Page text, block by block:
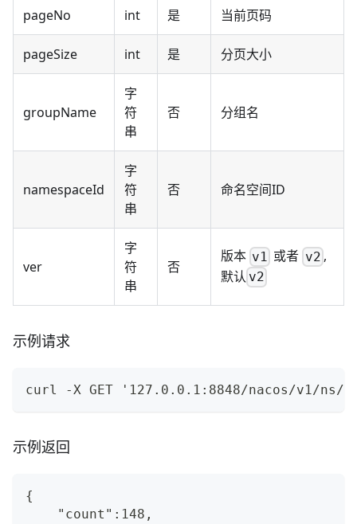
pageNo int 是 当前页码
pageSize int 是 分页大小
groupName
字
符
串
否 分组名
namespaceId
字
符
串
否 命名空间ID
ver
字
符
串
否
版本 v1 或者 v2,
默认 v2
示例请求
curl -X GET '127.0.0.1:8848/nacos/v1/ns/
示例返回
{
    "count":148,